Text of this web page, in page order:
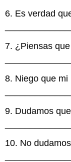
6. Es verdad
7. ¿Piensas
8. Niego que
9. Dudamos
10. No